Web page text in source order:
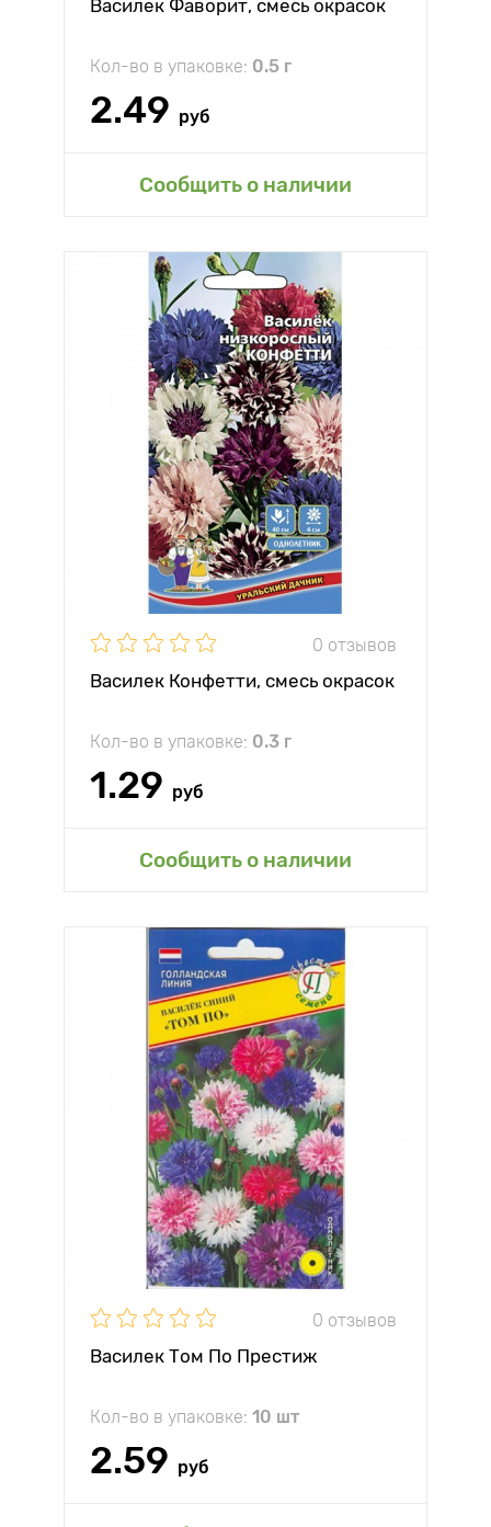
Василек Фаворит, смесь окрасок
Кол-во в упаковке: 0.5 г
2.49 руб
Сообщить о наличии
0 отзывов
Василек Конфетти, смесь окрасок
Кол-во в упаковке: 0.3 г
1.29 руб
Сообщить о наличии
0 отзывов
Василек Том По Престиж
Кол-во в упаковке: 10 шт
2.59 руб